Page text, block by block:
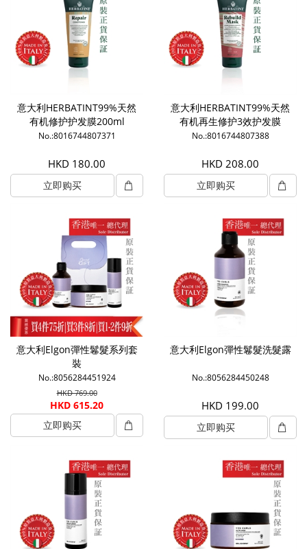
意大利HERBATINT99%天然
有机修护护发膜200ml
No.:8016744807371
HKD 180.00
立即购买
意大利HERBATINT99%天然
有机再生修护3效护发膜
200ml
No.:8016744807388
HKD 208.00
立即购买
意大利Elgon彈性鬈髮系列套
裝
No.:8056284451924
HKD 769.00
HKD 615.20
立即购买
意大利Elgon彈性鬈髮洗髮露
No.:8056284450248
HKD 199.00
立即购买